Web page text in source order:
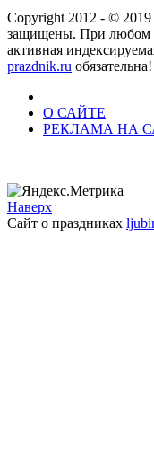
Copyright 2012 - ©
защищены. При любом
активная
prazdnik.ru обязательна!
О САЙТЕ
РЕКЛАМА НА
Наверх
Сайт о праздниках